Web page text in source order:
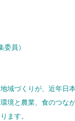
委員）
域づくりが、近年日
境と農業、食のつな
ます。